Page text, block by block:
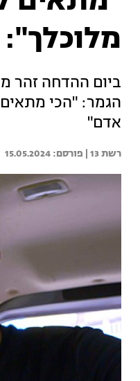
ביום ההדחה זהר
הגמר: "הכי מתאים
אדם"
רשת 13 | 15.05.2024